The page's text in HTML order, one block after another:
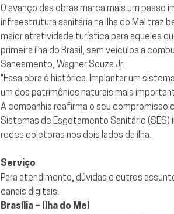
O avanço das obras marca mais um
infraestrutura sanitária na Ilha do Mel traz
maior atratividade turística para aqueles
primeira ilha do Brasil, sem veículos a
Saneamento, Wagner Souza Jr.
"Essa obra é histórica. Implantar um
um dos patrimônios naturais mais
A companhia reafirma o seu
Sistemas de Esgotamento Sanitário
redes coletoras nos dois lados da ilha.
Serviço
Para atendimento, dúvidas e outros
canais digitais:
Brasília – Ilha do Mel